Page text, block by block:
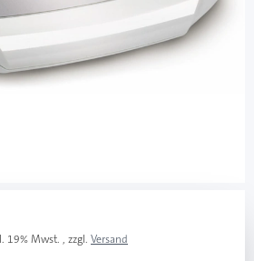
- zeigt
19% Mwst. , zzgl. Versand